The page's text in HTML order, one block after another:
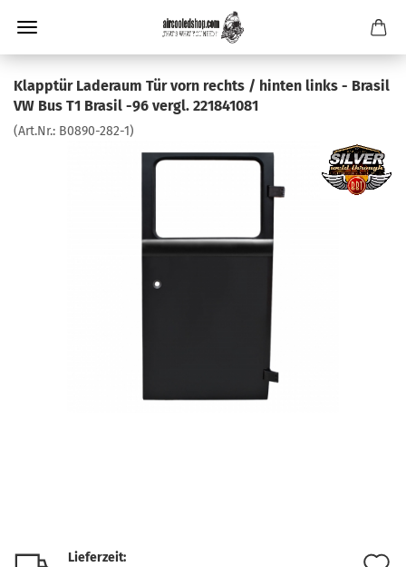
Klapptür Laderaum Tür vorn rechts / hinten links - Brasil
VW Bus T1 Brasil -96 vergl. 221841081
(Art.Nr.: B0890-282-1)
Lieferzeit: